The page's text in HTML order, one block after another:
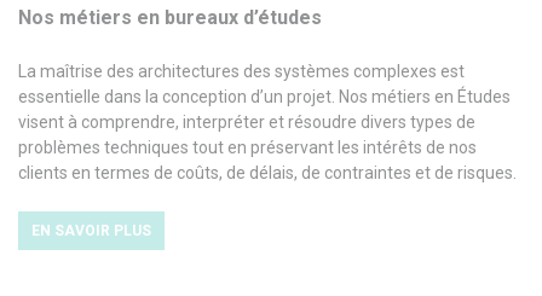
Nos métiers en bureaux d’études
La maîtrise des architectures des systèmes complexes est
essentielle dans la conception d’un projet. Nos métiers en Études
visent à comprendre, interpréter et résoudre divers types de
problèmes techniques tout en préservant les intérêts de nos
clients en termes de coûts, de délais, de contraintes et de risques.
EN SAVOIR PLUS